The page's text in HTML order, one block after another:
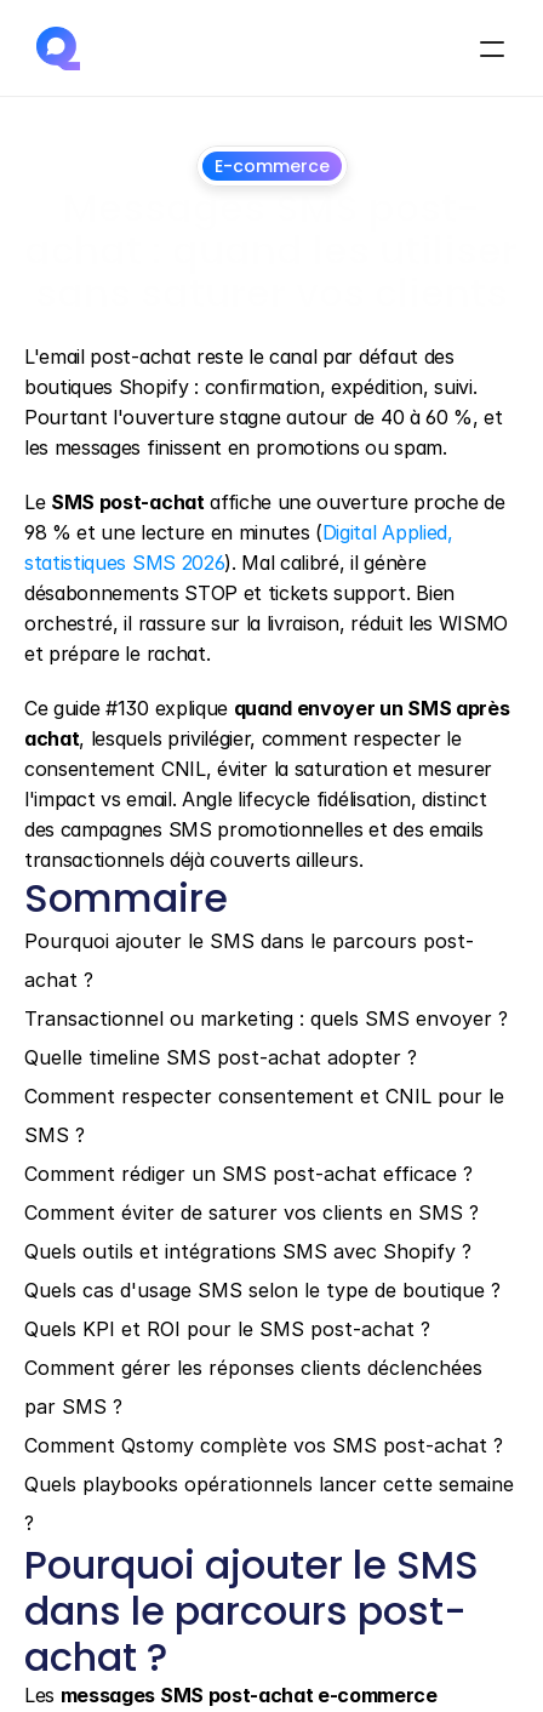
E-commerce
L'email post-achat reste le canal par défaut des
boutiques Shopify : confirmation, expédition, suivi.
Pourtant l'ouverture stagne autour de 40 à 60 %, et
les messages finissent en promotions ou spam.
Le SMS post-achat affiche une ouverture proche de
98 % et une lecture en minutes (Digital Applied,
statistiques SMS 2026). Mal calibré, il génère
désabonnements STOP et tickets support. Bien
orchestré, il rassure sur la livraison, réduit les WISMO
et prépare le rachat.
Ce guide #130 explique quand envoyer un SMS après
achat, lesquels privilégier, comment respecter le
consentement CNIL, éviter la saturation et mesurer
l'impact vs email. Angle lifecycle fidélisation, distinct
des campagnes SMS promotionnelles et des emails
transactionnels déjà couverts ailleurs.
Sommaire
Pourquoi ajouter le SMS dans le parcours post-
achat ?
Transactionnel ou marketing : quels SMS envoyer ?
Quelle timeline SMS post-achat adopter ?
Comment respecter consentement et CNIL pour le
SMS ?
Comment rédiger un SMS post-achat efficace ?
Comment éviter de saturer vos clients en SMS ?
Quels outils et intégrations SMS avec Shopify ?
Quels cas d'usage SMS selon le type de boutique ?
Quels KPI et ROI pour le SMS post-achat ?
Comment gérer les réponses clients déclenchées
par SMS ?
Comment Qstomy complète vos SMS post-achat ?
Quels playbooks opérationnels lancer cette semaine
?
Pourquoi ajouter le SMS
dans le parcours post-
achat ?
Les messages SMS post-achat e-commerce